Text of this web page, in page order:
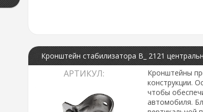
Кронштейн стабилизатора В_ 2121
АРТИКУЛ:
Кронштейны
конструкции.
чтобы
автомобиля.